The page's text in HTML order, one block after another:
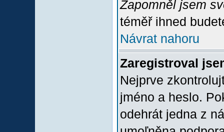
Zapomněl jsem
téměř ihned
Návrat nahoru
Zaregistroval
Nejprve
jméno a heslo.
odehrát jedna z